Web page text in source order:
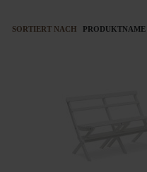
SORTIERT NACH PRODUKTNAME